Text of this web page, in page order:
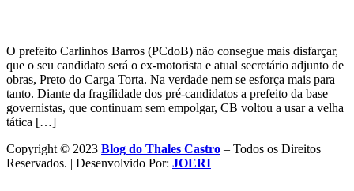
O prefeito Carlinhos Barros (PCdoB) não consegue mais disfarçar,
que o seu candidato será o ex-motorista e atual secretário adjunto de
obras, Preto do Carga Torta. Na verdade nem se esforça mais para
tanto. Diante da fragilidade dos pré-candidatos a prefeito da base
governistas, que continuam sem empolgar, CB voltou a usar a velha
tática […]
Copyright © 2023 Blog do Thales Castro – Todos os Direitos
Reservados. | Desenvolvido Por: JOERI